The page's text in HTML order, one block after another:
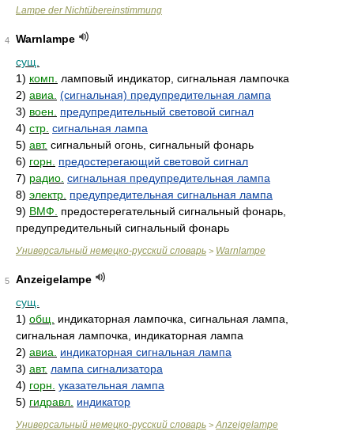
Lampe der Nichtübereinstimmung
4
Warnlampe
сущ.
1) комп.
ламповый индикатор, сигнальная лампочка
2) авиа. (сигнальная) предупредительная лампа
3) воен.
предупредительный световой сигнал
4) стр. сигнальная лампа
5) авт. сигнальный огонь, сигнальный фонарь
6) горн.
предостерегающий световой сигнал
7) радио. сигнальная предупредительная лампа
8) электр. предупредительная сигнальная лампа
9) ВМФ.
предостерегательный сигнальный фонарь,
предупредительный сигнальный фонарь
Универсальный немецко-русский словарь > Warnlampe
5
Anzeigelampe
сущ.
1) общ.
индикаторная лампочка, сигнальная лампа,
сигнальная лампочка, индикаторная лампа
2) авиа.
индикаторная сигнальная лампа
3) авт. лампа сигнализатора
4) горн. указательная лампа
5) гидравл. индикатор
Универсальный немецко-русский словарь > Anzeigelampe